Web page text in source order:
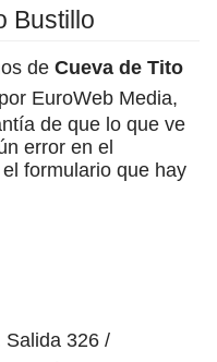
Bustillo
de Cueva de Tito
EuroWeb Media,
de que lo que ve
error en el
formulario que hay
Salida 326 /